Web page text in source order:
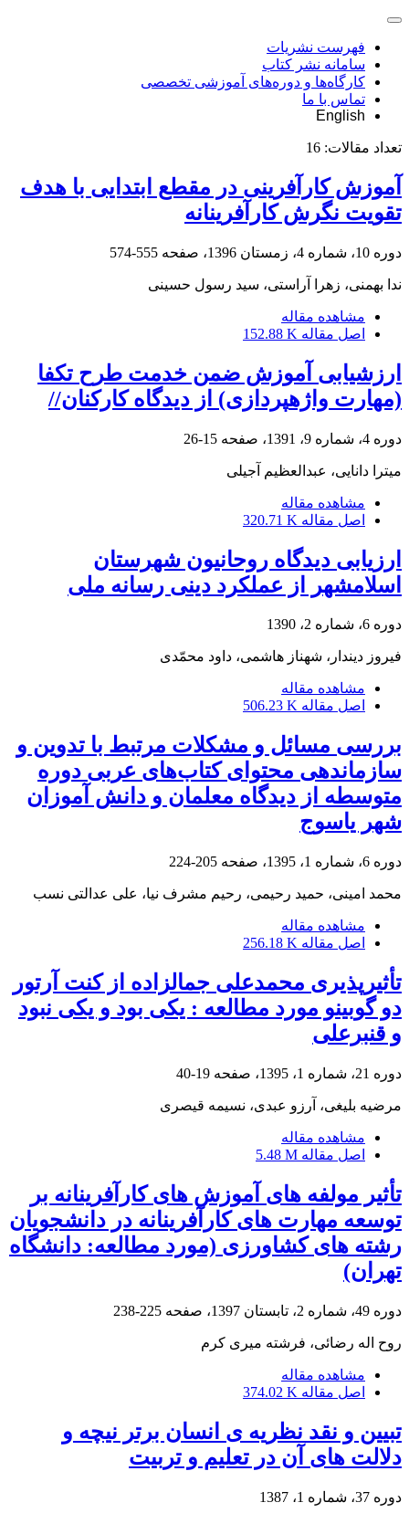
فهرست نشریات
سامانه نشر کتاب
کارگاه‌ها و دوره‌های آموزشی تخصصی
تماس با ما
English
تعداد مقالات: 16
آموزش کارآفرینی در مقطع ابتدایی با هدف
تقویت نگرش کارآفرینانه
دوره 10، شماره 4، زمستان 1396، صفحه 555-574
ندا بهمنی، زهرا آراستی، سید رسول حسینی
مشاهده مقاله
اصل مقاله 152.88 K
ارزشیابی آموزش ضمن خدمت طرح تکفا
(مهارت واژه‎پردازی) از دیدگاه کارکنان//
دوره 4، شماره 9، 1391، صفحه 15-26
میترا دانایی، عبدالعظیم آجیلی
مشاهده مقاله
اصل مقاله 320.71 K
ارزیابی دیدگاه روحانیون شهرستان
اسلامشهر از عملکرد دینی رسانه ملی
دوره 6، شماره 2، 1390
فیروز دیندار، شهناز هاشمی، داود محمّدی
مشاهده مقاله
اصل مقاله 506.23 K
بررسی مسائل و مشکلات مرتبط با تدوین و
سازماندهی محتوای کتاب‌های عربی دوره
متوسطه از دیدگاه معلمان و دانش آموزان
شهر یاسوج
دوره 6، شماره 1، 1395، صفحه 205-224
محمد امینی، حمید رحیمی، رحیم مشرف نیا، علی عدالتی نسب
مشاهده مقاله
اصل مقاله 256.18 K
تأثیرپذیری محمدعلی جمالزاده از کنت آرتور
دو گوبینو مورد مطالعه : یکی بود و یکی نبود
و قنبرعلی
دوره 21، شماره 1، 1395، صفحه 19-40
مرضیه بلیغی، آرزو عبدی، نسیمه قیصری
مشاهده مقاله
اصل مقاله 5.48 M
تأثیر مولفه های آموزش های کارآفرینانه بر
توسعه مهارت های کارآفرینانه در دانشجویان
رشته های کشاورزی (مورد مطالعه: دانشگاه
تهران)
دوره 49، شماره 2، تابستان 1397، صفحه 225-238
روح اله رضائی، فرشته میری کرم
مشاهده مقاله
اصل مقاله 374.02 K
تبیین و نقد نظریه ی انسان برتر نیچه و
دلالت های آن در تعلیم و تربیت
دوره 37، شماره 1، 1387